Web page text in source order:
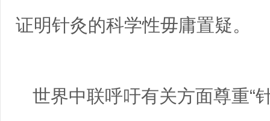
证明针灸的科学性毋庸置疑。
世界中联呼吁有关方面尊重“